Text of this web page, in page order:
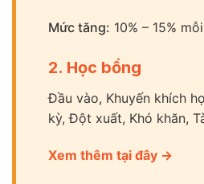
Mức tăng: 10% – 15%
2. Học bổng
Đầu vào, Khuyến khích
kỳ, Đột xuất, Khó khăn,
Xem thêm tại đây →